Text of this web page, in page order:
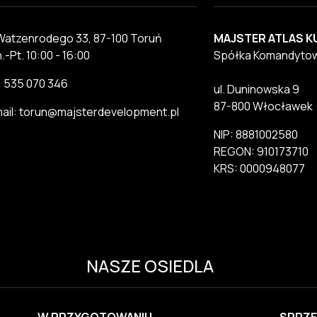
33, 87-100 Toruń
Pt. 10:00 - 16:00
535 070 346
torun@majsterdevelopment.pl
MAJSTER ATLAS
Spółka
ul. Duninowska 9
87-800 Włocławek
NIP: 8881002580
REGON: 910173710
KRS: 0000948077
NASZE OSIEDLA